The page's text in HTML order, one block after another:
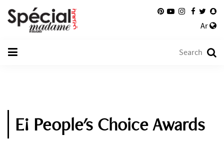
Ar
E! People's Choice Awards